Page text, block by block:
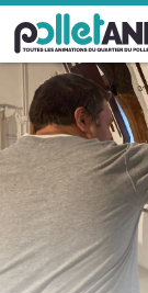
Pollet Anim'